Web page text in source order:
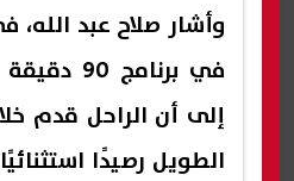
وأشار صلاح عبد
في
إلى أن الراحل قدم
الطويل رصيدًا